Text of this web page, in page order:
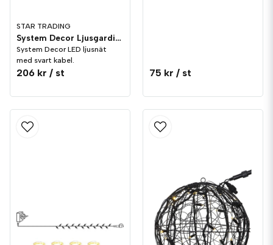
STAR TRADING
System Decor Ljusgardin Svart LED
System Decor LED ljusnät
med svart kabel.
206 kr / st 75 kr / st